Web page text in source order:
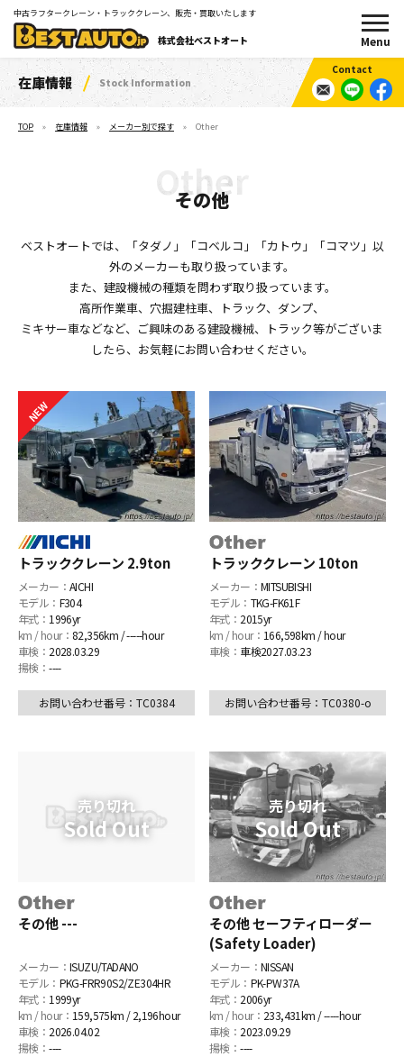
中古ラフタークレーン・トラッククレーン、販売・買取いたします
株式会社ベストオート
在庫情報 Stock Information
TOP 在庫情報 メーカー別で探す Other
その他
ベストオートでは、「タダノ」「コベルコ」「カトウ」「コマツ」以
外のメーカーも取り扱っています。
また、建設機械の種類を問わず取り扱っています。
高所作業車、穴掘建柱車、トラック、ダンプ、
ミキサー車などなど、ご興味のある建設機械、
トラック等がございま
したら、お気軽にお問い合わせください。
トラッククレーン 2.9ton
メーカー： AICHI
モデル： F304
年式： 1996yr
km / hour： 82,356km / -----hour
車検： 2028.03.29
揚検：----
お問い合わせ番号：TC0384
トラッククレーン 10ton
メーカー： MITSUBISHI
モデル： TKG-FK61F
年式： 2015yr
km / hour： 166,598km / hour
車検： 車検2027.03.23
お問い合わせ番号：TC0380-o
その他 ---
メーカー： ISUZU/TADANO
モデル： PKG-FRR90S2/ZE304HR
年式： 1999yr
km / hour： 159,575km / 2,196hour
車検： 2026.04.02
揚検：----
その他 セーフティローダー
(Safety Loader)
メーカー： NISSAN
モデル： PK-PW37A
年式： 2006yr
km / hour： 233,431km / -----hour
車検： 2023.09.29
揚検：----